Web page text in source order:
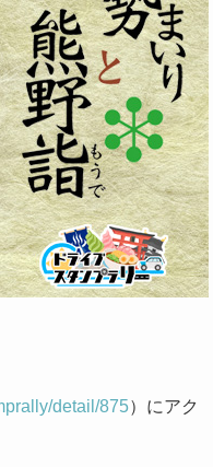
detail/875）にアク